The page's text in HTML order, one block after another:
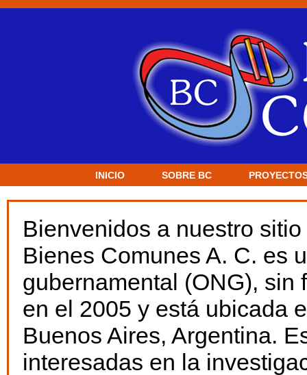
INICIO SOBRE BC
Bienvenidos a nuestro
Bienes Comunes A. C. es
gubernamental (ONG), sin
en el 2005 y está ubicada
Buenos Aires, Argentina.
interesadas en la